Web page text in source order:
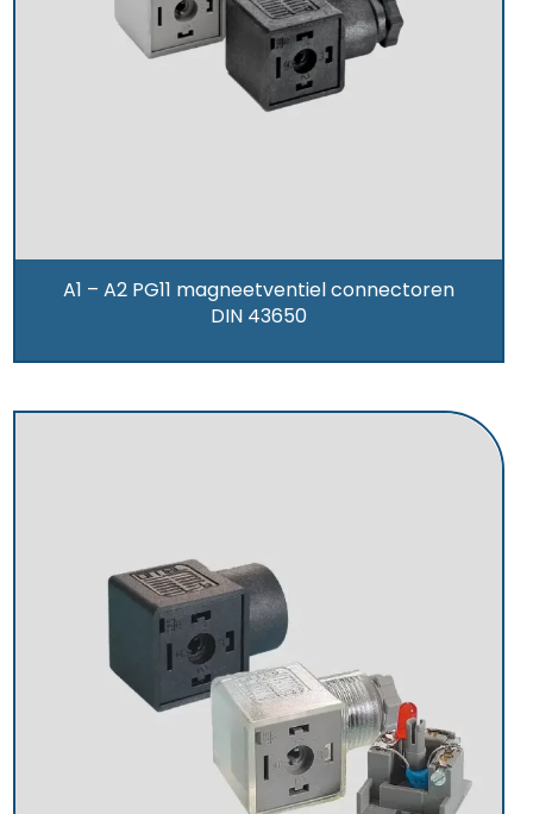
A1 – A2 PG11 magneetventiel connectoren
DIN 43650